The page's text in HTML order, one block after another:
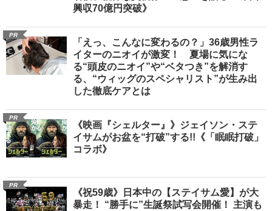
興収70億円突破》
PR
「えっ、こんなに変わるの？」36歳男性ラ
イターのニオイが激変！ 夏場に気にな
る“頭皮のニオイ”や“ベタつき”を解消す
る、“ウィッグのスペシャリスト”が生み出
した徹底ケアとは
PR
《映画『シェルター』》ジェイソン・ステ
イサムがお盆を“打破”する!!《「眠眠打破」
コラボ》
PR
《祝59歳》日本中の【ステイサム愛】が大
暴走！ “勝手に”生誕祭試写会開催！ 主演も